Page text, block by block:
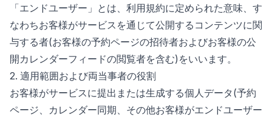
「エンドユーザー」とは、利用規約に定められた意味、す
なわちお客様がサービスを通じて公開するコンテンツに関
与する者(お客様の予約ページの招待者およびお客様の公
開カレンダーフィードの閲覧者を含む)をいいます。
2. 適用範囲および両当事者の役割
お客様がサービスに提出または生成する個人データ(予約
ページ、カレンダー同期、その他お客様がエンドユーザー